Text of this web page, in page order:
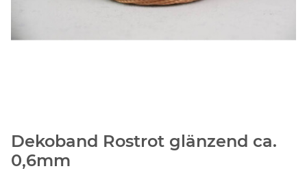
Dekoband Rostrot glänzend ca.
0,6mm